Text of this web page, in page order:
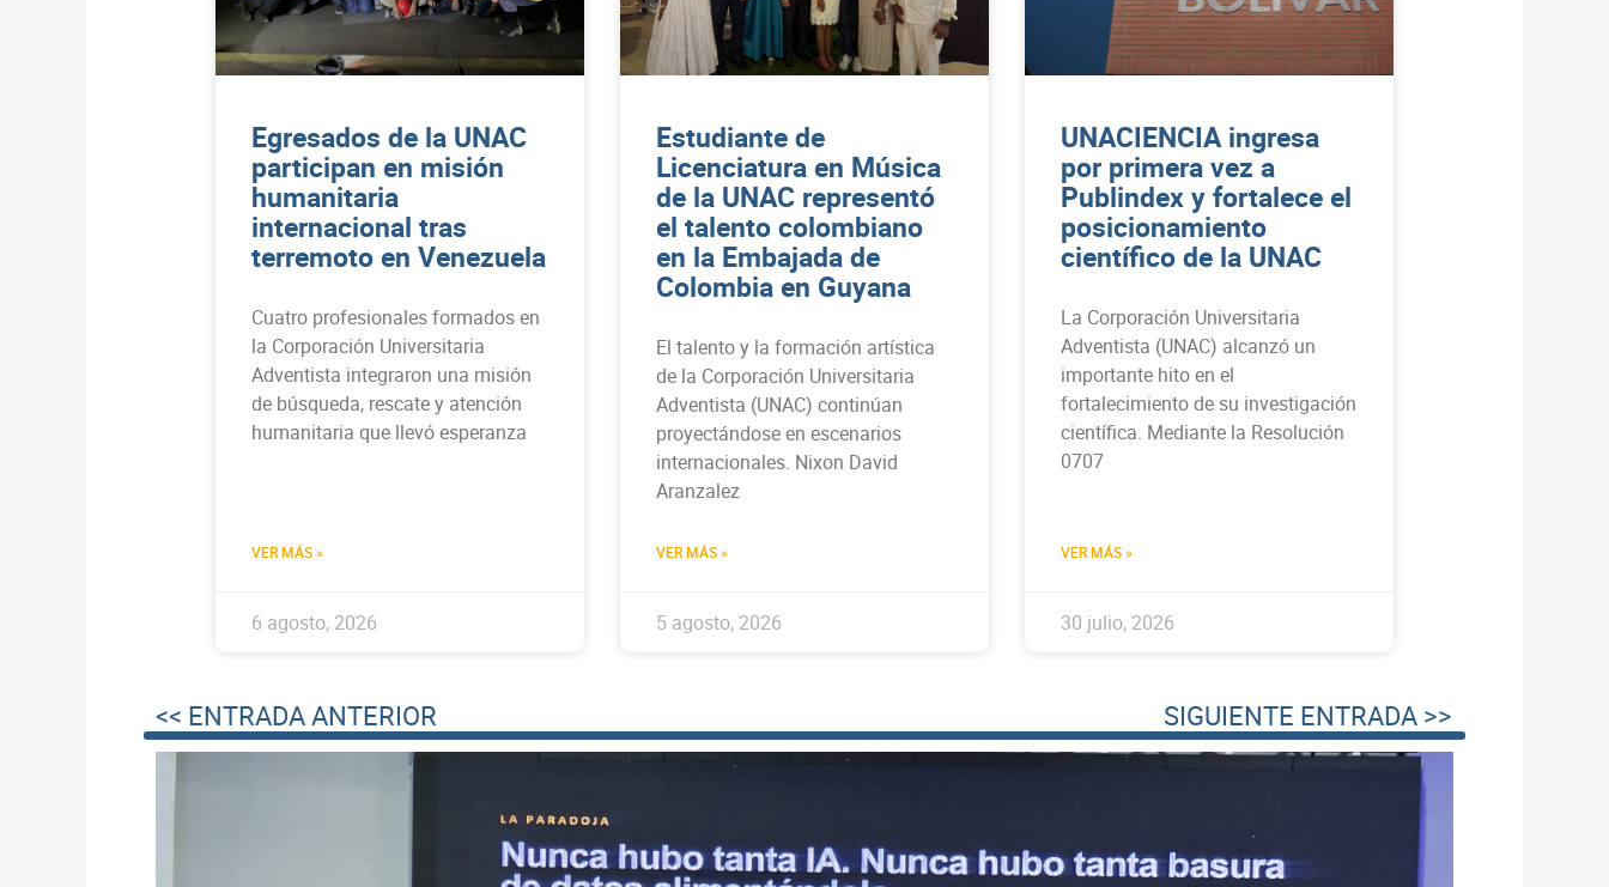
Egresados de la UNAC
participan en misión
humanitaria
internacional tras
terremoto en Venezuela
Cuatro profesionales formados en
la Corporación Universitaria
Adventista integraron una misión
de búsqueda, rescate y atención
humanitaria que llevó esperanza
VER MÁS »
6 agosto, 2026
Estudiante de
Licenciatura en Música
de la UNAC representó
el talento colombiano
en la Embajada de
Colombia en Guyana
El talento y la formación artística
de la Corporación Universitaria
Adventista (UNAC) continúan
proyectándose en escenarios
internacionales. Nixon David
Aranzalez
VER MÁS »
5 agosto, 2026
UNACIENCIA ingresa
por primera vez a
Publindex y fortalece el
posicionamiento
científico de la UNAC
La Corporación Universitaria
Adventista (UNAC) alcanzó un
importante hito en el
fortalecimiento de su investigación
científica. Mediante la Resolución
0707
VER MÁS »
30 julio, 2026
<< ENTRADA ANTERIOR SIGUIENTE ENTRADA >>